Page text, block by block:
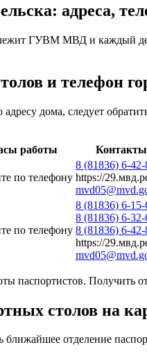
адреса,
ГУВМ МВД и каждый
и телефон
адресу дома, следует
работы Контакты
по телефону
8 (81836) 6-42-
https://
по телефону
8 (81836) 6-15-
8 (81836) 6-32-
8 (81836) 6-42-
https://
паспортистов. Получить
столов на
отделение